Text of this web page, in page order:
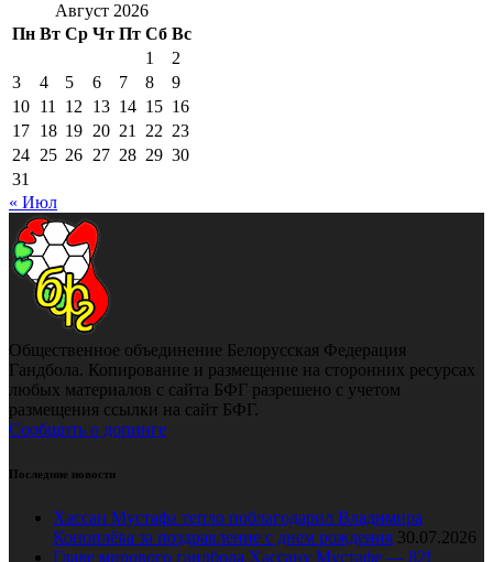
Август 2026
Пн Вт Ср Чт Пт Сб Вс
1
2
3
4 5 6 7 8
9
10 11 12 13 14 15 16
17 18 19 20 21 22 23
24 25 26 27 28 29 30
31
« Июл
Общественное объединение Белорусская Федерация
Гандбола. Копирование и размещение на сторонних ресурсах
любых материалов с сайта БФГ разрешено с учетом
размещения ссылки на сайт БФГ.
Сообщить о допинге
Последние новости
Хассан Мустафа тепло поблагодарил Владимира
Коноплёва за поздравление с днем рождения 30.07.2026
Главе мирового гандбола Хассану Мустафе — 82!